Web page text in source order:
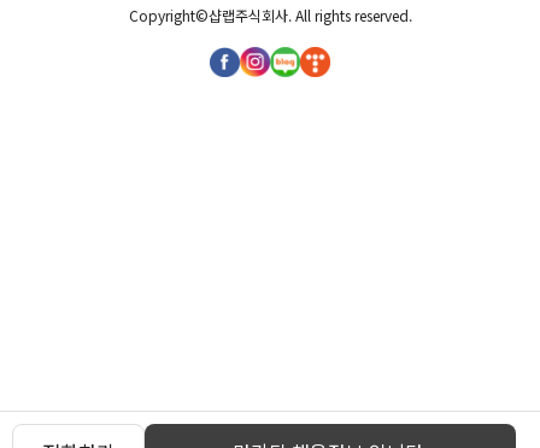
Copyright©샵랩주식회사. All rights reserved.